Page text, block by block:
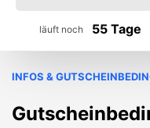
läuft noch 55 Tage
INFOS &